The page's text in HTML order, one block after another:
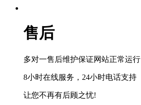
售后
多对一售后维护保证网站正常运行
8小时在线服务，24小时电话支持
让您不再有后顾之忧!